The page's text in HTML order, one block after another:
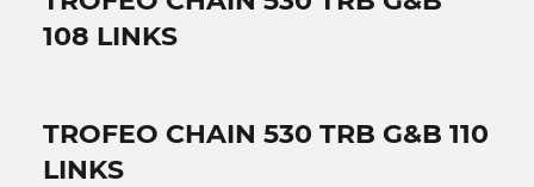
108 LINKS
TROFEO CHAIN 530 TRB G&B 110
LINKS